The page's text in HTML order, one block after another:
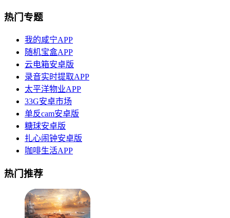
热门专题
我的咸宁APP
随机宝盒APP
云电箱安卓版
录音实时提取APP
太平洋物业APP
33G安卓市场
单反cam安卓版
糖球安卓版
扎心闹钟安卓版
咖啡生活APP
热门推荐